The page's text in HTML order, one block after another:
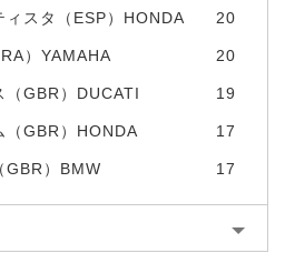
ィスタ（ESP）HONDA 20
）YAMAHA 20
（GBR）DUCATI 19
（GBR）HONDA 17
GBR）BMW 17